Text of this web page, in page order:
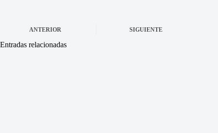
ANTERIOR SIGUIENTE
Entradas relacionadas